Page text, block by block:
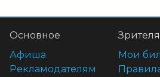
Основное
Афиша
Рекламодателям
Мои